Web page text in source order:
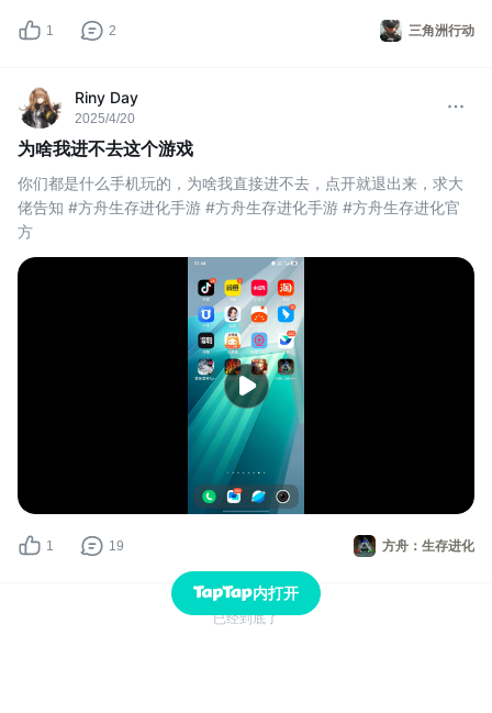
三角洲行动
1 2
Riny Day
2025/4/20
为啥我进不去这个游戏
你们都是什么手机玩的，为啥我直接进不去，点开就退出来，求大
佬告知 #方舟生存进化手游 #方舟生存进化手游 #方舟生存进化官
方
方舟：生存进化
1 19
已经到底了
内打开